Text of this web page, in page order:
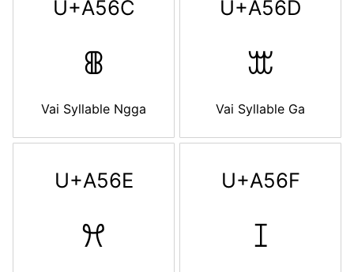
U+A56C
ꕬ
Vai Syllable Ngga
U+A56D
ꕭ
Vai Syllable Ga
U+A56E
ꕮ
U+A56F
ꕯ